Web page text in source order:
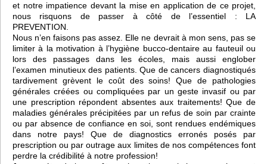
et notre impatience devant la mise en application de ce projet,
nous risquons de passer à côté de l’essentiel : LA
PREVENTION.
Nous n’en faisons pas assez. Elle ne devrait à mon sens, pas se
limiter à la motivation à l’hygiène bucco-dentaire au fauteuil ou
lors des passages dans les écoles, mais aussi englober
l’examen minutieux des patients. Que de cancers diagnostiqués
tardivement grèvent le coût des soins! Que de pathologies
générales créées ou compliquées par un geste invasif ou par
une prescription répondent absentes aux traitements! Que de
maladies générales précipitées par un refus de soin par crainte
ou par absence de confiance en soi, sont rendues endémiques
dans notre pays! Que de diagnostics erronés posés par
prescription ou par outrage aux limites de nos compétences font
perdre la crédibilité à notre profession!